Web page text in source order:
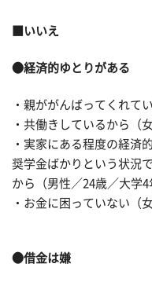
■いいえ
●経済的ゆとりがある
・親ががんばってくれて
・共働きしているから（
・実家にある程度の経済
奨学金ばかりという状況
から（男性／24歳／大学4
・お金に困っていない（
●借金は嫌